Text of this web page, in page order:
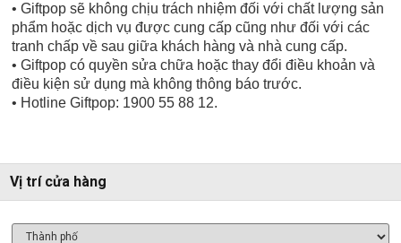
• Giftpop sẽ không chịu trách nhiệm đối với chất lượng sản
phẩm hoặc dịch vụ được cung cấp cũng như đối với các
tranh chấp về sau giữa khách hàng và nhà cung cấp.
• Giftpop có quyền sửa chữa hoặc thay đổi điều khoản và
điều kiện sử dụng mà không thông báo trước.
• Hotline Giftpop: 1900 55 88 12.
Vị trí cửa hàng